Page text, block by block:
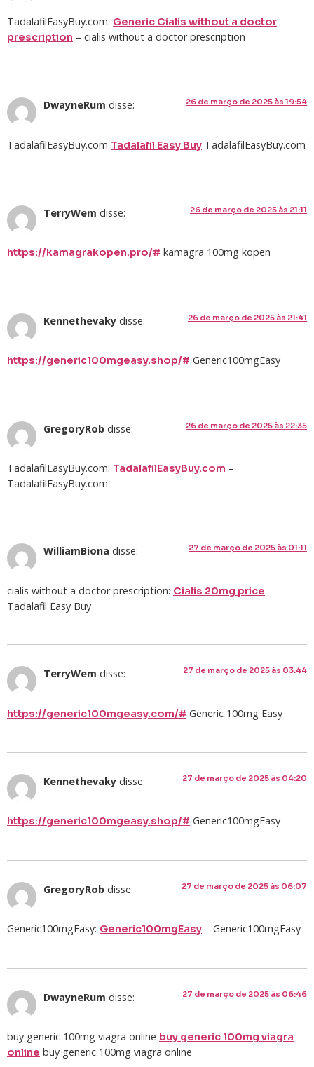
TadalafilEasyBuy.com: Generic Cialis without a doctor
prescription – cialis without a doctor prescription
DwayneRum disse: 26 de março de 2025 às 19:54
TadalafilEasyBuy.com Tadalafil Easy Buy TadalafilEasyBuy.com
TerryWem disse: 26 de março de 2025 às 21:11
https://kamagrakopen.pro/# kamagra 100mg kopen
Kennethevaky disse: 26 de março de 2025 às 21:41
https://generic100mgeasy.shop/# Generic100mgEasy
GregoryRob disse: 26 de março de 2025 às 22:35
TadalafilEasyBuy.com: TadalafilEasyBuy.com –
TadalafilEasyBuy.com
WilliamBiona disse: 27 de março de 2025 às 01:11
cialis without a doctor prescription: Cialis 20mg price –
Tadalafil Easy Buy
TerryWem disse: 27 de março de 2025 às 03:44
https://generic100mgeasy.com/# Generic 100mg Easy
Kennethevaky disse: 27 de março de 2025 às 04:20
https://generic100mgeasy.shop/# Generic100mgEasy
GregoryRob disse: 27 de março de 2025 às 06:07
Generic100mgEasy: Generic100mgEasy – Generic100mgEasy
DwayneRum disse: 27 de março de 2025 às 06:46
buy generic 100mg viagra online buy generic 100mg viagra
online buy generic 100mg viagra online